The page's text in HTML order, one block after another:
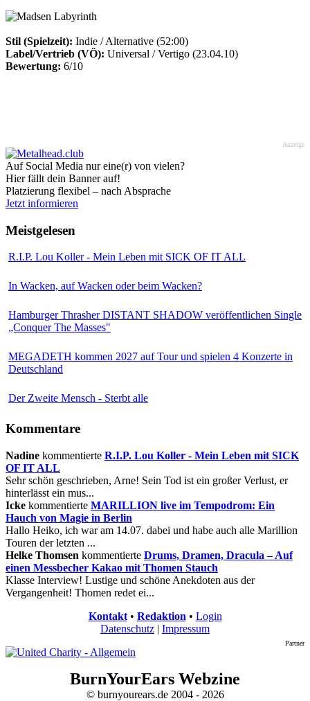
Stil (Spielzeit): Indie / Alternative (52:00)
Label/Vertrieb (VÖ): Universal / Vertigo (23.04.10)
Bewertung: 6/10
Anzeige
Auf Social Media nur eine(r) von vielen?
Hier fällt dein Banner auf!
Platzierung flexibel – nach Absprache
Jetzt informieren
Meistgelesen
R.I.P. Lou Koller - Mein Leben mit SICK OF IT ALL
In Wacken, auf Wacken oder beim Wacken?
Hamburger Thrasher DISTANT SHADOW veröffentlichen Single
„Conquer The Masses"
MEGADETH kommen 2027 auf Tour und spielen 4 Konzerte in
Deutschland
Der Zweite Mensch - Sterbt alle
Kommentare
Nadine kommentierte R.I.P. Lou Koller - Mein Leben mit SICK
OF IT ALL
Sehr schön geschrieben, Arne! Sein Tod ist ein großer Verlust, er
hinterlässt ein mus...
Icke kommentierte MARILLION live im Tempodrom: Ein
Hauch von Magie in Berlin
Hallo Heiko, ich war am 14.07. dabei und habe auch alle Marillion
Touren der letzten ...
Helke Thomsen kommentierte Drums, Dramen, Dracula – Auf
einen Messbecher Kakao mit Thomen Stauch
Klasse Interview! Lustige und schöne Anekdoten aus der
Vergangenheit! Thomen redet ei...
Kontakt• Redaktion • Login
Datenschutz | Impressum
Partner
BurnYourEars Webzine
© burnyourears.de 2004 - 2026